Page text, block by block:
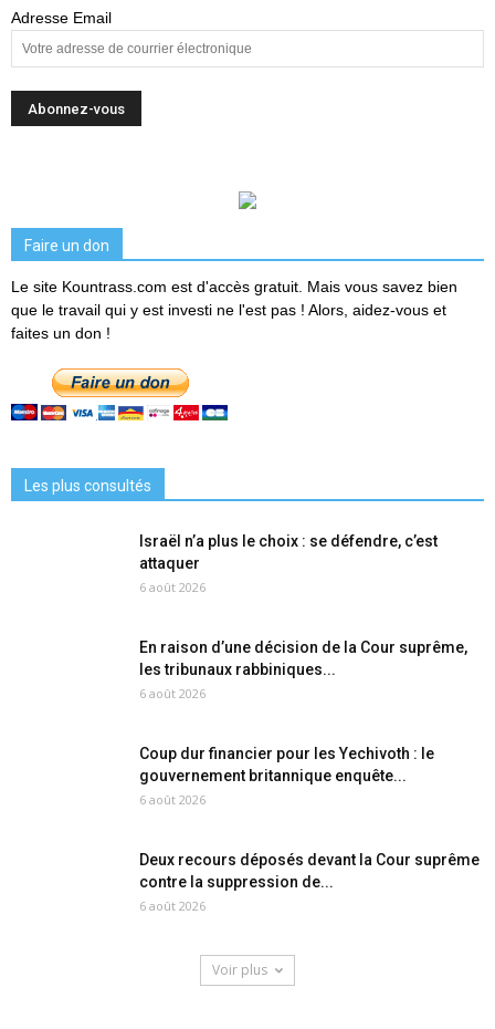
Adresse Email
Faire un don
Le site Kountrass.com est d'accès gratuit. Mais vous savez bien
que le travail qui y est investi ne l'est pas ! Alors, aidez-vous et
faites un don !
Les plus consultés
Israël n’a plus le choix : se défendre, c’est
attaquer
6 août 2026
En raison d’une décision de la Cour suprême,
les tribunaux rabbiniques...
6 août 2026
Coup dur financier pour les Yechivoth : le
gouvernement britannique enquête...
6 août 2026
Deux recours déposés devant la Cour suprême
contre la suppression de...
6 août 2026
Voir plus